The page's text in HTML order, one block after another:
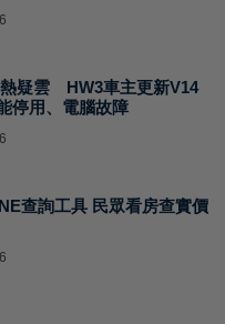
疑雲 HW3車主更新V14
停用、電腦故障
查詢工具 民眾看房查實價